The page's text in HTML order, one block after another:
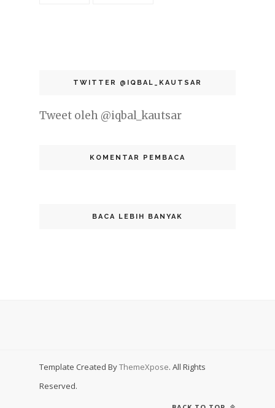
TWITTER @IQBAL_KAUTSAR
Tweet oleh @iqbal_kautsar
KOMENTAR PEMBACA
BACA LEBIH BANYAK
Template Created ByThemeXpose. All Rights
Reserved.